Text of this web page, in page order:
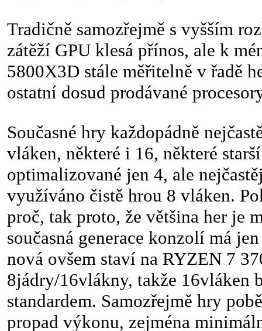
Tradičně samozřejmě s vyšším
zátěží GPU klesá přínos, ale k
5800X3D stále měřitelně v řadě
ostatní dosud prodávané
Současné hry každopádně
vláken, některé i 16, některé
optimalizované jen 4, ale
využíváno čistě hrou 8 vláken.
proč, tak proto, že většina her je
současná generace konzolí má
nová ovšem staví na RYZEN 7
8jádry/16vlákny, takže 16vláken
standardem. Samozřejmě hry
propad výkonu, zejména